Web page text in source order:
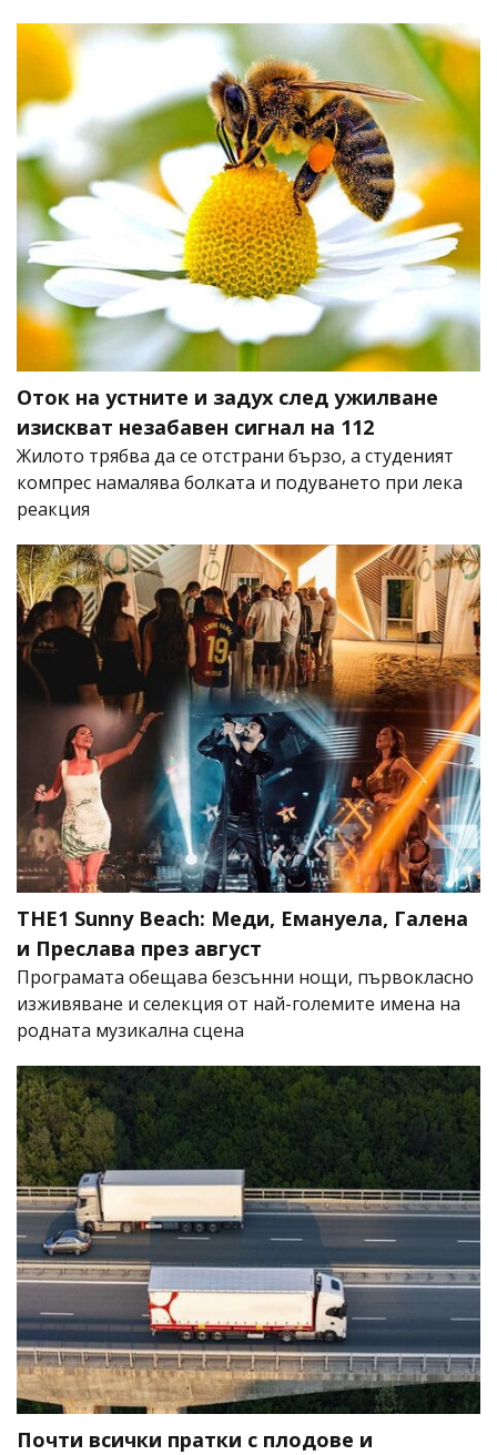
Оток на устните и задух след ужилване
изискват незабавен сигнал на 112
Жилото трябва да се отстрани бързо, а студеният
компрес намалява болката и подуването при лека
реакция
THE1 Sunny Beach: Меди, Емануела, Галена
и Преслава през август
Програмата обещава безсънни нощи, първокласно
изживяване и селекция от най-големите имена на
родната музикална сцена
Почти всички пратки с плодове и